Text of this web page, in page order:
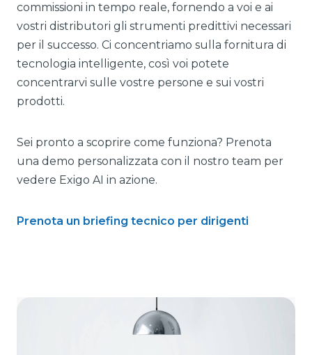
commissioni in tempo reale, fornendo a voi e ai
vostri distributori gli strumenti predittivi necessari
per il successo. Ci concentriamo sulla fornitura di
tecnologia intelligente, così voi potete
concentrarvi sulle vostre persone e sui vostri
prodotti.
Sei pronto a scoprire come funziona? Prenota
una demo personalizzata con il nostro team per
vedere Exigo AI in azione.
Prenota un briefing tecnico per dirigenti